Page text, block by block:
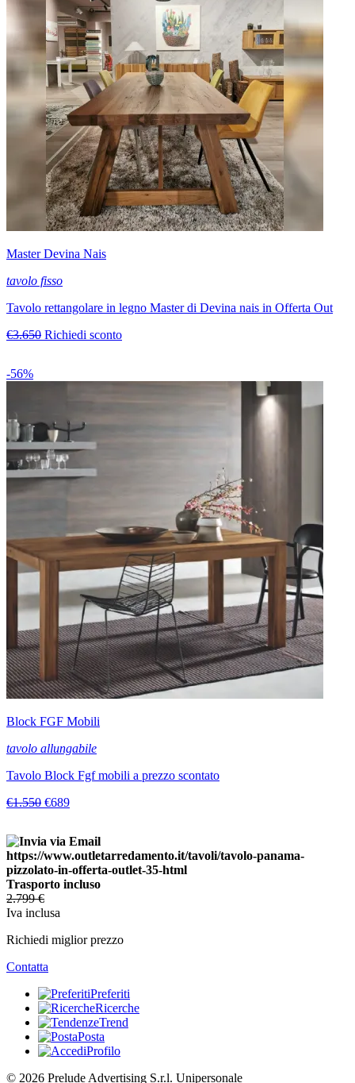
Master Devina Nais
tavolo fisso
Tavolo rettangolare in legno Master di Devina nais in Offerta Out
€3.650 Richiedi sconto
-56%
Block FGF Mobili
tavolo allungabile
Tavolo Block Fgf mobili a prezzo scontato
€1.550 €689
Trasporto incluso
2.799 €
Iva inclusa
Richiedi miglior prezzo
Contatta
Preferiti
Ricerche
Trend
Posta
Profilo
© 2026 Prelude Advertising S.r.l. Unipersonale